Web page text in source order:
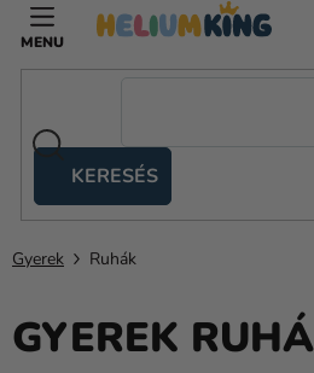
KERESÉS
sátrak
Kanekalon
Hélium
és
Gyerek Ruhák
GYEREK